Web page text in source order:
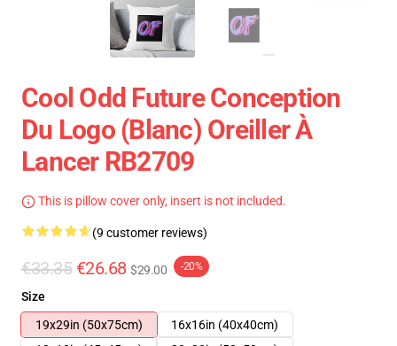
Cool Odd Future Conception
Du Logo (blanc) Oreiller À
Lancer RB2709
This is pillow cover only, insert is not included.
(9 customer reviews)
€33.35 €26.68 $29.00 -20%
Size
19x29in (50x75cm)
16x16in (40x40cm)